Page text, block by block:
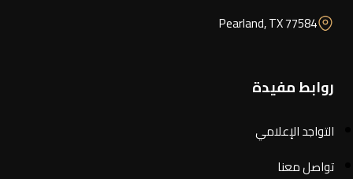
Pearland, TX 77584
روابط مفيدة
التواجد الإعلامي
تواصل معنا